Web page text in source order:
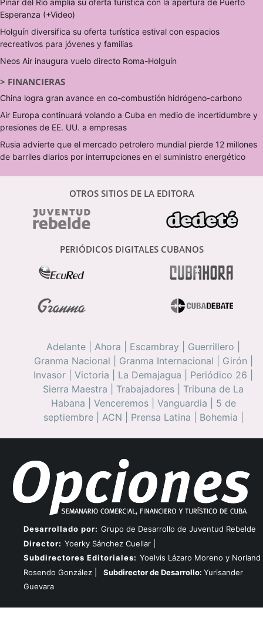
Pinar del Río amplía su oferta turística con la apertura de Puerto
Esperanza (+Video)
Holguín diversifica su oferta turística estival con espacios
recreativos para jóvenes y familias
Neos Air inaugura vuelo directo Roma-Holguín
> FINANCIERAS
China logra gran avance en co-combustión hidrógeno-carbono
Air Europa continuará volando a Cuba en medio de incertidumbre y
presiones de EE. UU. a empresas
Rusia advierte que el mercado petrolero mundial pierde 12 millones
de barriles diarios por interrupciones en el suministro energético
OTROS SITIOS DE LA EDITORA
PERIÓDICOS DIGITALES CUBANOS
Adelante Ahora Escambray Guerrillero
Granma Nacional
Granma Internacional Girón
Invasor
Victoria La Demajagua Periódico 26
Sierra Maestra
Trabajadores
Tribuna de La
Habana
Venceremos| Vanguardia
5 de
septiembre| ACN Prensa Latina Bohemia
Desarrollado por: Grupo de Desarrollo de Juventud Rebelde
Director: Yoerky Sánchez Cuellar |
Subdirectores Editoriales: Yoelvis Lázaro Moreno y Norland
Rosendo González |
Subdirector de Desarrollo: Yurisander
Guevara